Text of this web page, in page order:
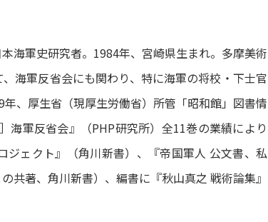
海軍史研究者。1984年、宮崎県生まれ。多摩美術
海軍反省会にも関わり、特に海軍の将校・下士官
、厚生省（現厚生労働省）所管「昭和館」図書情
海軍反省会』（PHP研究所）全11巻の業績により
ェクト』（角川新書）、『帝国軍人 公文書、私
共著、角川新書）、編書に『秋山真之 戦術論集』